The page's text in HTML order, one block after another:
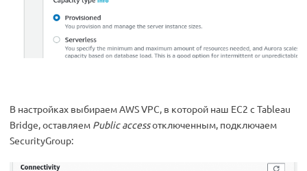
В настройках выбираем AWS VPC, в которой наш EC2 с Tableau
Bridge, оставляем Public accessотключенным, подключаем
SecurityGroup: